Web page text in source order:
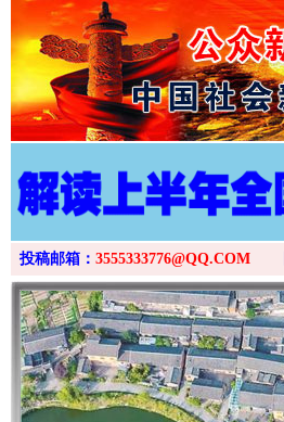
投稿邮箱： 3555333776@QQ.COM